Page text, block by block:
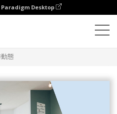
Desktop
態